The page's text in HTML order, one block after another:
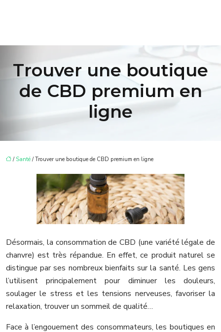
Trouver une boutique
de CBD premium en
ligne
/ Santé / Trouver une boutique de CBD premium en ligne
Désormais, la consommation de CBD (une variété légale de
chanvre) est très répandue. En effet, ce produit naturel se
distingue par ses nombreux bienfaits sur la santé. Les gens
l’utilisent principalement pour diminuer les douleurs,
soulager le stress et les tensions nerveuses, favoriser la
relaxation, trouver un sommeil de qualité…
Face à l’engouement des consommateurs, les boutiques en